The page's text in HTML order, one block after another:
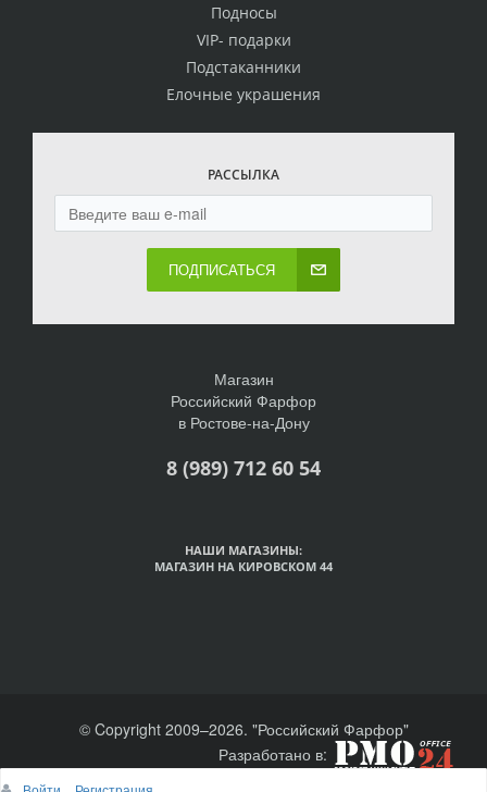
Подносы
VIP- подарки
Подстаканники
Елочные украшения
РАССЫЛКА
ПОДПИСАТЬСЯ
Магазин
Российский Фарфор
в Ростове-на-Дону
8 (989) 712 60 54
НАШИ МАГАЗИНЫ:
МАГАЗИН НА КИРОВСКОМ 44
© Copyright 2009–2026. "Российский Фарфор"
Разработано в: